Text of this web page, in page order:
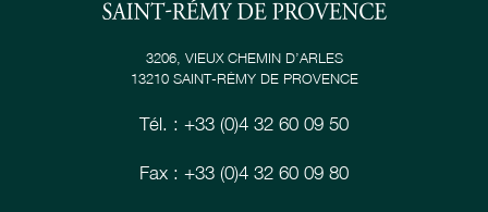
3206, VIEUX CHEMIN D’ARLES
13210 SAINT-RÉMY DE PROVENCE
Tél. : +33 (0)4 32 60 09 50
Fax : +33 (0)4 32 60 09 80